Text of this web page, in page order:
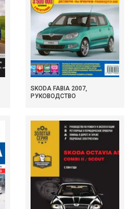
SKODA FABIA 2007,
РУКОВОДСТВО